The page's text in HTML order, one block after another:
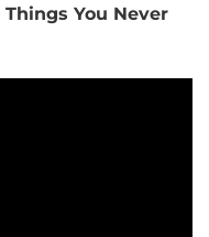
You Never